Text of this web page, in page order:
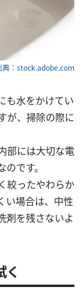
典：stock.adobe.com
も水をかけてい
が、掃除の際に
部には大切な電
です。
絞ったやわらか
い場合は、中性
剤を残さないよ
く